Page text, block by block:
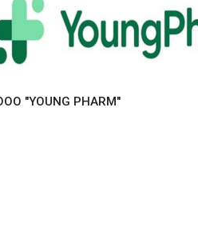
Смотреть проект
"YOUNG PHARM"